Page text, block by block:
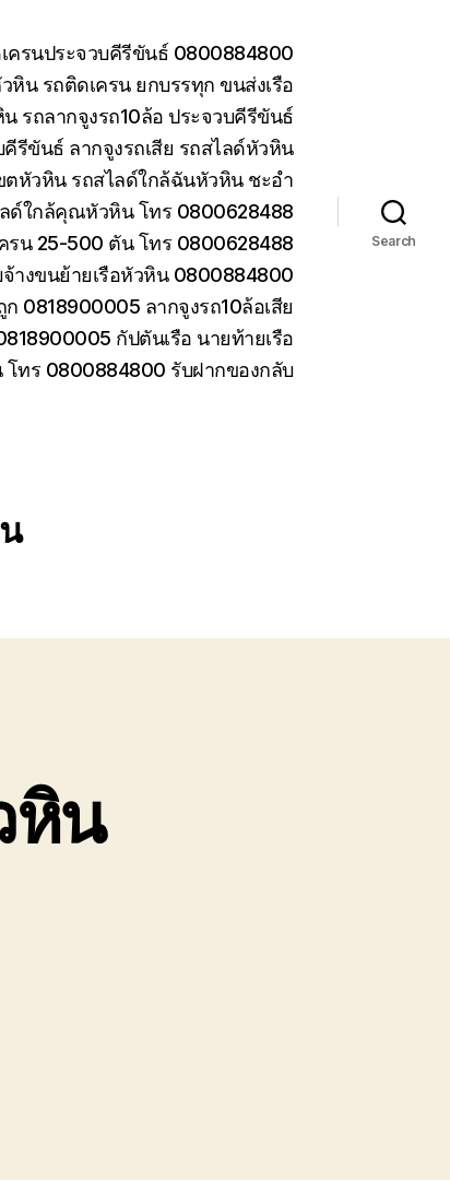
ครนประจวบคีรีขันธ์ 0800884800
หิน รถติดเครน ยกบรรทุก ขนส่งเรือ
รถลากจูงรถ10ล้อ ประจวบคีรีขันธ์
คีรีขันธ์ ลากจูงรถเสีย รถสไลด์หัวหิน
ตหัวหิน รถสไลด์ใกล้ฉันหัวหิน ชะอำ
ด์ใกล้คุณหัวหิน โทร 0800628488
รน 25-500 ตัน โทร 0800628488
างขนย้ายเรือหัวหิน 0800884800
0818900005 ลากจูงรถ10ล้อเสีย
กัปตันเรือ นายท้ายเรือ
โทร 0800884800 รับฝากของกลับ
Search
หิน